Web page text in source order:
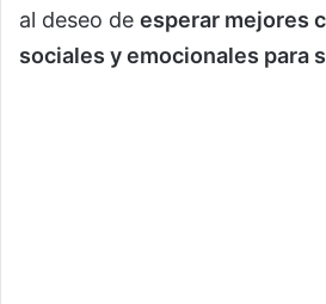
al deseo de esperar mejores
sociales y emocionales para